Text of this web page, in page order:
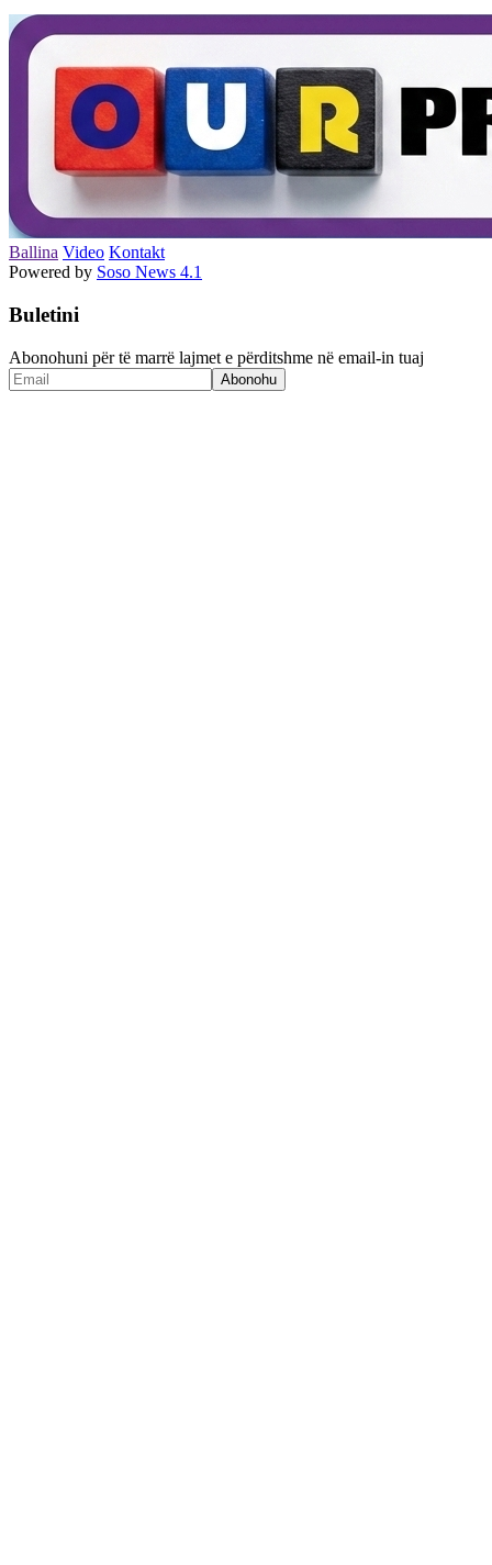
Ballina Video Kontakt
Powered by Soso News 4.1
Buletini
Abonohuni për të marrë lajmet e përditshme në email-in tuaj
Abonohu